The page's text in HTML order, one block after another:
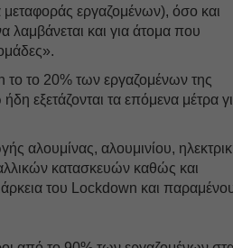
εργαζομένων), όσο και
λαμβάνεται και για άτομα που
το το 20% των εργαζομένων της
εξετάζονται τα επόμενα μέτρα
αλουμίνας, αλουμινίου,
κατασκευών καθώς και
του Lockdown και